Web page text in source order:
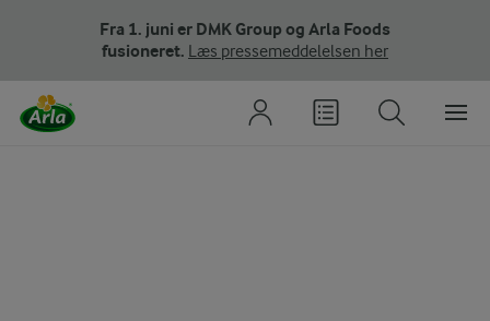
Fra 1. juni er DMK Group og Arla Foods
fusioneret. Læs pressemeddelelsen her